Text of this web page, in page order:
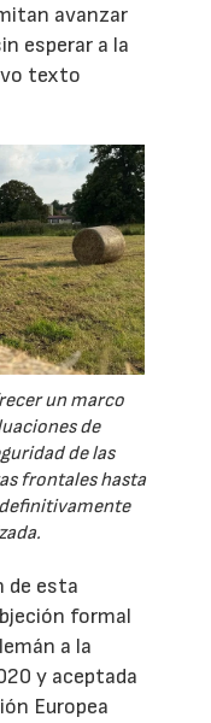
avanzar
esperar a la
texto
un marco
de
de las
frontales hasta
de esta
formal
a la
y aceptada
Europea